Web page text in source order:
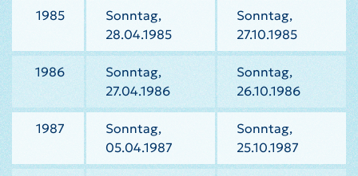
1985
Sonntag,
28.04.1985
Sonntag,
27.10.1985
1986
Sonntag,
27.04.1986
Sonntag,
26.10.1986
1987
Sonntag,
05.04.1987
Sonntag,
25.10.1987